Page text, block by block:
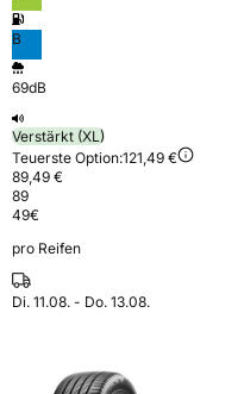
B
69dB
Verstärkt (XL)
Teuerste Option:121,49 €
89,49 €
89
49€
pro Reifen
Di. 11.08. - Do. 13.08.